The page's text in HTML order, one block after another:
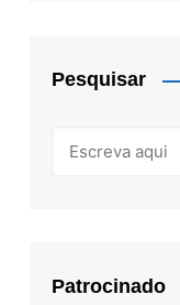
Pesquisar
Patrocinado